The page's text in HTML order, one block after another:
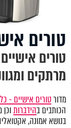
טורים
טורים
מרתקים
מדורטורים אישיים -
הכותבים בהידברות
בנושא אמונה,